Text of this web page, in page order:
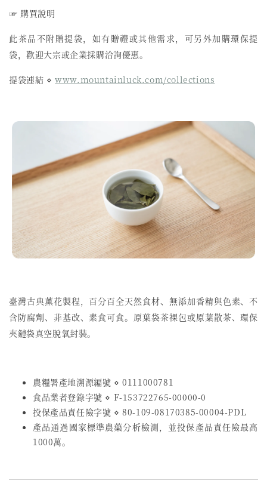
☞ 購買說明
此茶品不附贈提袋，如有贈禮或其他需求，可另外加購環保提
袋，歡迎大宗或企業採購洽詢優惠。
提袋連結 ⋄www.mountainluck.com/collections
臺灣古典薰花製程， 百分百全天然食材、無添加香精與色素、不
含防腐劑、非基改、素食可食。原葉袋茶裸包或原葉散茶、環保
夾鏈袋真空脫氧封裝。
農糧署產地溯源編號 ⋄ 0111000781
食品業者登錄字號 ⋄ F-153722765-00000-0
投保產品責任險字號 ⋄80-109-08170385-00004-PDL
產品通過國家標準農藥分析檢測，並投保產品責任險最高
1000萬。